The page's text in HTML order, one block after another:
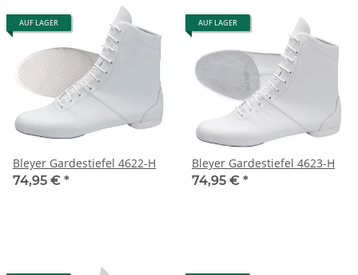
AUF LAGER
Bleyer Gardestiefel 4622-H
74,95 € *
AUF LAGER
Bleyer Gardestiefel 4623-H
74,95 € *